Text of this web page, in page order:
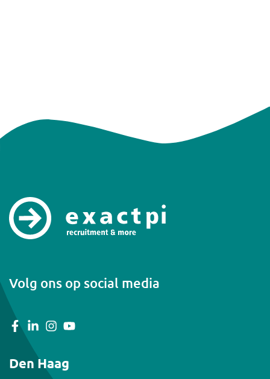
Volg ons op social media
Den Haag